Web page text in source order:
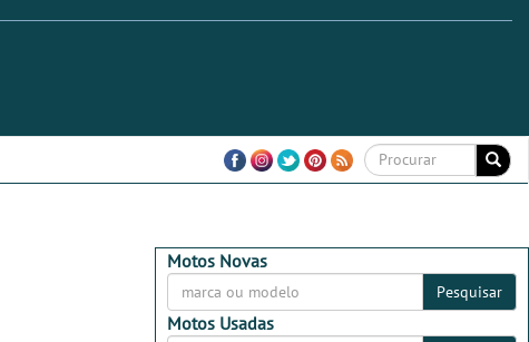
Motos Novas
Pesquisar
Motos Usadas